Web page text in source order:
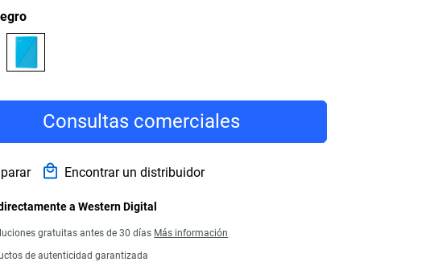
Consultas comerciales
Encontrar un distribuidor
a Western Digital
gratuitas antes de 30 días Más información
de autenticidad garantizada